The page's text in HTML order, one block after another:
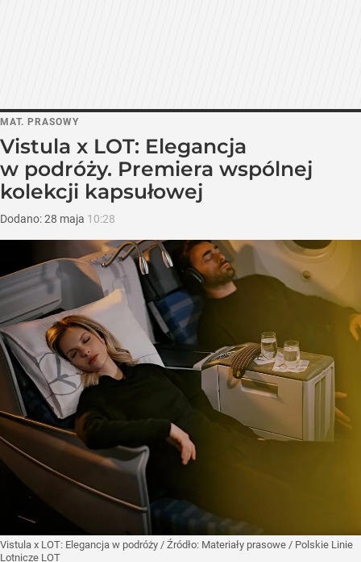
MAT. PRASOWY
Vistula x LOT: Elegancja
w podróży. Premiera wspólnej
kolekcji kapsułowej
Dodano:28 maja 10:28
Vistula x LOT: Elegancja w podróży / Źródło: Materiały prasowe / Polskie Linie
Lotnicze LOT